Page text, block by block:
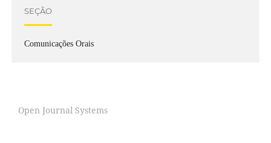
SEÇÃO
Comunicações Orais
Open Journal Systems